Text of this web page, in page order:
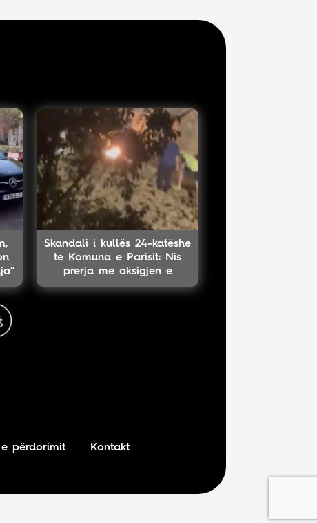
Skandali i kullës 24-katëshe
te Komuna e Parisit: Nis
prerja me oksigjen e
kolektorit magjistral në
e përdorimit Kontakt